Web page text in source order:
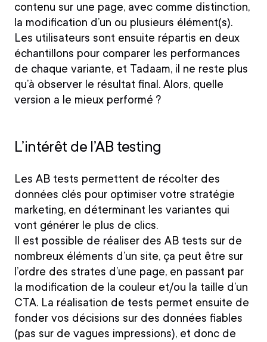
contenu sur une page, avec comme distinction,
la modification d’un ou plusieurs élément(s).
Les utilisateurs sont ensuite répartis en deux
échantillons pour comparer les performances
de chaque variante, et Tadaam, il ne reste plus
qu’à observer le résultat final. Alors, quelle
version a le mieux performé ?
L’intérêt de l’AB testing
Les AB tests permettent de récolter des
données clés pour optimiser votre stratégie
marketing, en déterminant les variantes qui
vont générer le plus de clics.
Il est possible de réaliser des AB tests sur de
nombreux éléments d’un site, ça peut être sur
l’ordre des strates d’une page, en passant par
la modification de la couleur et/ou la taille d’un
CTA. La réalisation de tests permet ensuite de
fonder vos décisions sur des données fiables
(pas sur de vagues impressions), et donc de